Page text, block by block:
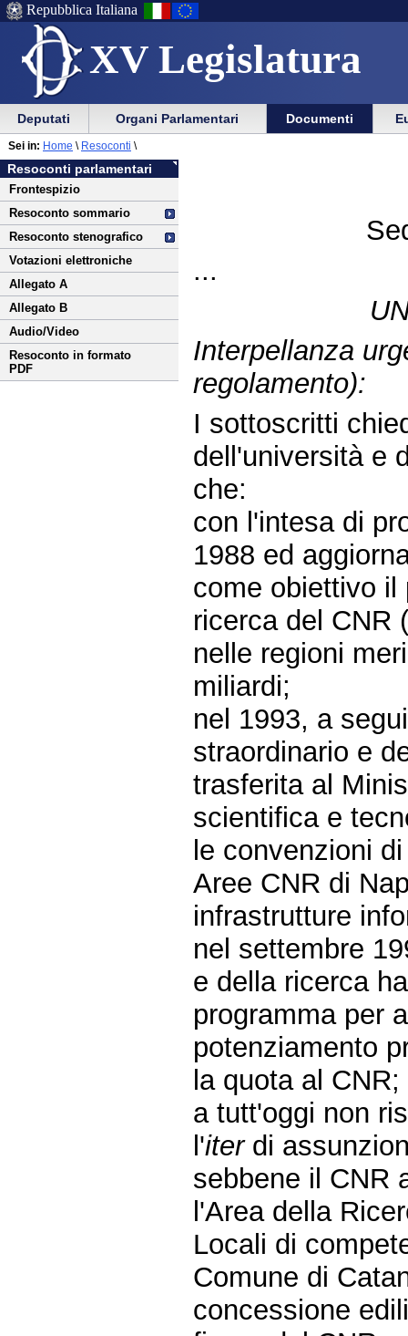
XV Legislatura
Menu
di
ausilio
alla
navigazione
Vai
Menu
di
navigazione
principale
Repubblica Italiana
Menu
di
navigazione
principale
Vai
menu
di
sezione
Deputati Organi Parlamentari Documenti
Vai
al
contenuto
Resoconti parlamentari
Frontespizio
Resoconto sommario
Resoconto stenografico
Votazioni elettroniche
Allegato A
Allegato B
Audio/Video
Resoconto in formato
PDF
Sei in: Home \ Resoconti \
...
Interpellanza
regolamento):
I sottoscritti
dell'università e
che:
con l'intesa di
1988 ed
come obiettivo il
ricerca del CNR
nelle regioni
miliardi;
nel 1993, a
straordinario e
trasferita al
scientifica e
le convenzioni
Aree CNR di
infrastrutture
nel settembre
e della ricerca
programma per
potenziamento
la quota al CNR;
a tutt'oggi non
l'iterdi
sebbene il CNR
l'Area della
Locali di
Comune di
concessione